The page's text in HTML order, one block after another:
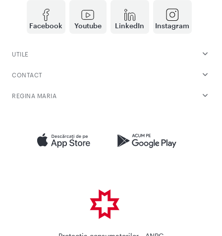
Facebook Youtube LinkedIn Instagram
UTILE
CONTACT
REGINA MARIA